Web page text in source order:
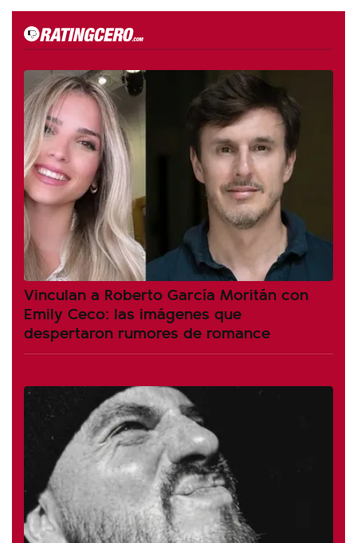
Vinculan a Roberto García Moritán con
Emily Ceco: las imágenes que
despertaron rumores de romance